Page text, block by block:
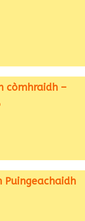
còmhraidh –
Puingeachaidh